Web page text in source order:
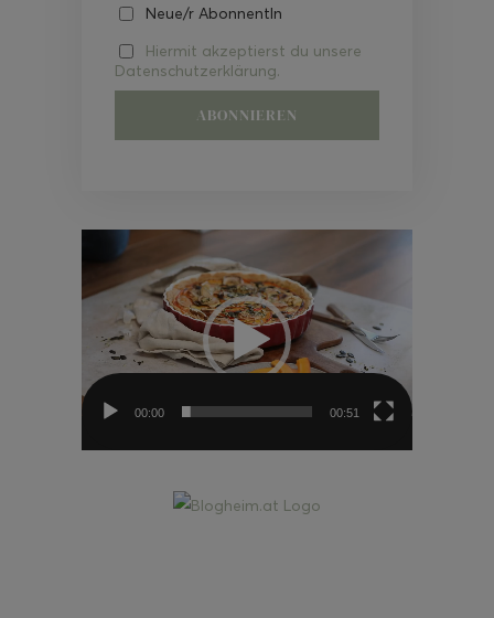
Neue/r AbonnentIn
Hiermit akzeptierst du unsere
Datenschutzerklärung.
Video-
00:00 00:51